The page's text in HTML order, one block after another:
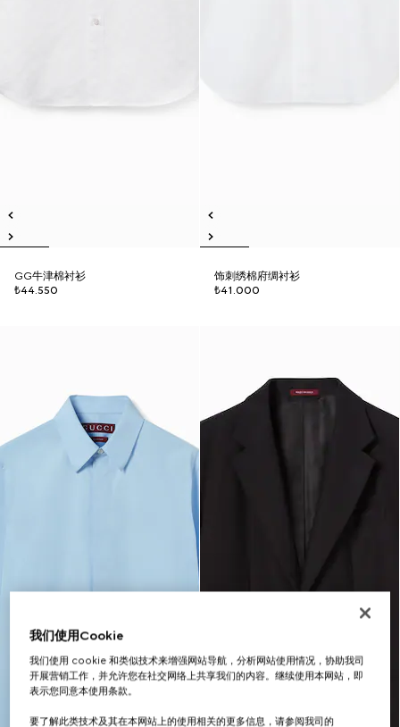
GG牛津棉衬衫
₺44.550
饰刺绣棉府绸衬衫
₺41.000
我们使用Cookie
我们使用 cookie 和类似技术来增强网站导航，分析网站使用情况，协助我司
开展营销工作，并允许您在社交网络上共享我们的内容。继续使用本网站，即
表示您同意本使用条款。
要了解此类技术及其在本网站上的使用相关的更多信息，请参阅我司的